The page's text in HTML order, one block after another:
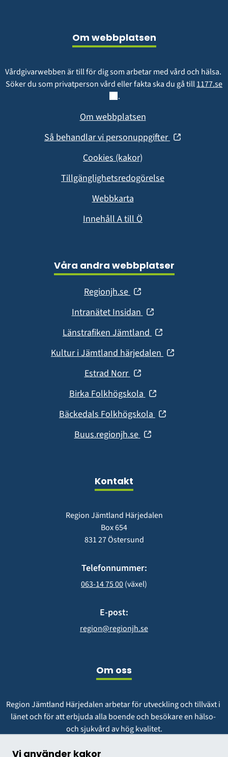
Vi använder kakor
Om webbplatsen
Vårdgivarwebben är till för dig som arbetar med vård och hälsa.
Söker du som privatperson vård eller fakta ska du gå till 1177.se
.
Om webbplatsen
Så behandlar vi personuppgifter (öppnas
Cookies (kakor)
Tillgänglighetsredogörelse
Webbkarta
Innehåll A till Ö
Våra andra webbplatser
Regionjh.se (öppnas
nytt
fönster)
Intranätet Insidan (öppnas
nytt
fönster)
Länstrafiken Jämtland (öppnas
nytt
Kultur i Jämtland härjedalen (öppnas
Estrad Norr (öppnas
nytt
fönster)
Birka Folkhögskola (öppnas
nytt
fönster)
Bäckedals Folkhögskola (öppnas
Buus.regionjh.se (öppnas
Kontakt
Region Jämtland Härjedalen
Box 654
831 27 Östersund
Telefonnummer:
063-14 75 00 (växel)
E-post:
region@regionjh.se
Om oss
Region Jämtland Härjedalen arbetar för utveckling och tillväxt i
länet och för att erbjuda alla boende och besökare en hälso-
och sjukvård av hög kvalitet.
Vår vision är att vara en region att längta till och växa i.